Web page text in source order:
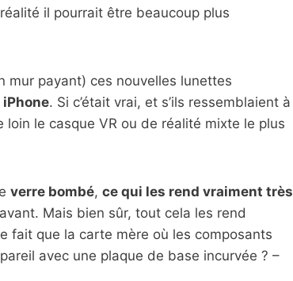
il pourrait être beaucoup plus
mur payant) ces nouvelles lunettes
iPhone. Si c’était vrai, et s’ils ressemblaient à
loin le casque VR ou de réalité mixte le plus
verre bombé, ce qui les rend vraiment très
Mais bien sûr, tout cela les rend
fait que la carte mère où les composants
avec une plaque de base incurvée ? –